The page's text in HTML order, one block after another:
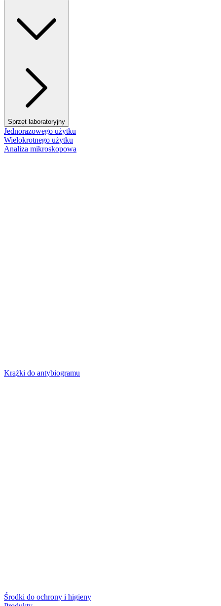
Sprzęt laboratoryjny
Jednorazowego użytku
Wielokrotnego użytku
Analiza mikroskopowa
Krążki do antybiogramu
Środki do ochrony i higieny